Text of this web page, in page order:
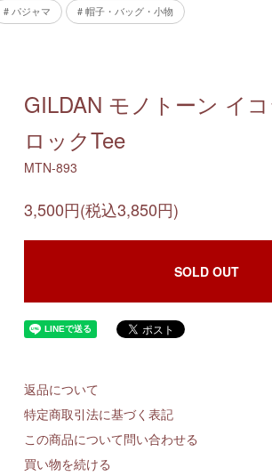
# パジャマ # 帽子・バッグ・小物
GILDAN モノトーン イ
ロックTee
MTN-893
3,500円(税込3,850円)
SOLD OUT
返品について
特定商取引法に基づく表記
この商品について問い合わせる
買い物を続ける